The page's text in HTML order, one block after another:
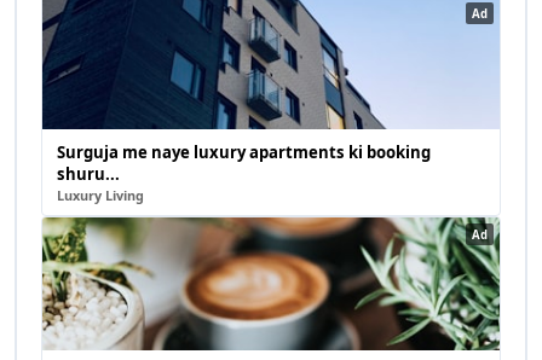
Ad
Surguja me naye luxury apartments ki booking
shuru...
Luxury Living
Ad